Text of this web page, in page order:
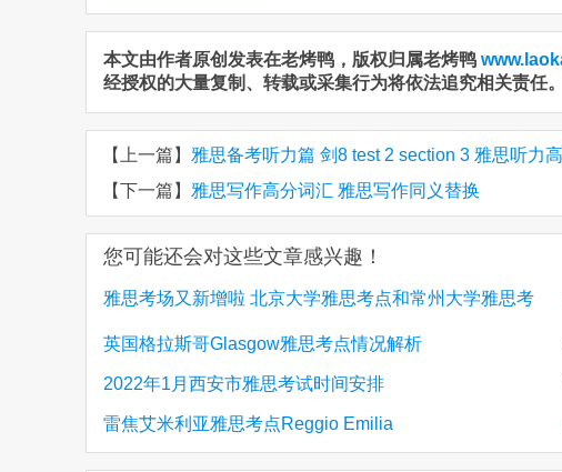
本文由作者原创发表在老烤鸭，版权归属老烤鸭
经授权的大量复制、转载或采集行为将依法追究相关责任。
【上一篇】 雅思备考听力篇 剑8 test 2 section 3 雅思听力
【下一篇】 雅思写作高分词汇 雅思写作同义替换
您可能还会对这些文章感兴趣！
雅思考场又新增啦 北京大学雅思考点和常州大学雅思考
点
英国格拉斯哥Glasgow雅思考点情况解析
2022年1月西安市雅思考试时间安排
雷焦艾米利亚雅思考点Reggio Emilia